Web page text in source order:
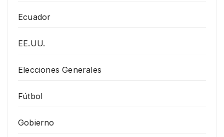
Ecuador
EE.UU.
Elecciones Generales
Fútbol
Gobierno